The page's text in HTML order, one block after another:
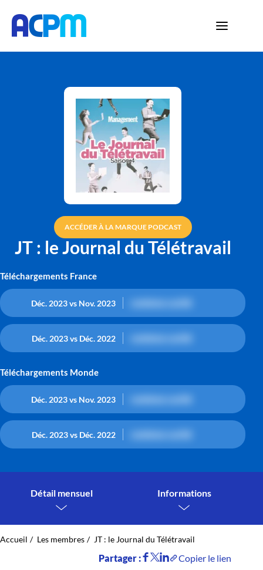
ACCÉDER À LA MARQUE PODCAST
JT : le Journal du Télétravail
Téléchargements France
Déc. 2023 vs Nov. 2023
Déc. 2023 vs Déc. 2022
Téléchargements Monde
Déc. 2023 vs Nov. 2023
Déc. 2023 vs Déc. 2022
Détail mensuel Informations
Accueil Les membres JT : le Journal du Télétravail
Partager : Copier le lien